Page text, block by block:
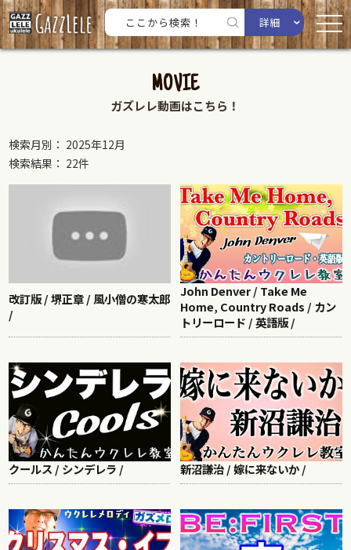
詳細
MOVIE
ガズレレ動画はこちら！
検索月別： 2025年12月
検索結果： 22件
改訂版 / 堺正章 / 風小僧の寒太郎
/
John Denver / Take Me
Home, Country Roads / カン
トリーロード / 英語版 /
クールス / シンデレラ / 新沼謙治 / 嫁に来ないか /